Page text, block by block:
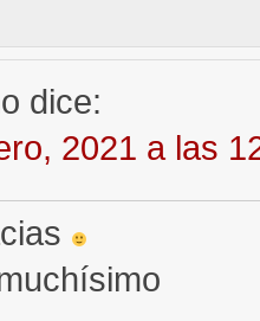
dice:
2021 a las